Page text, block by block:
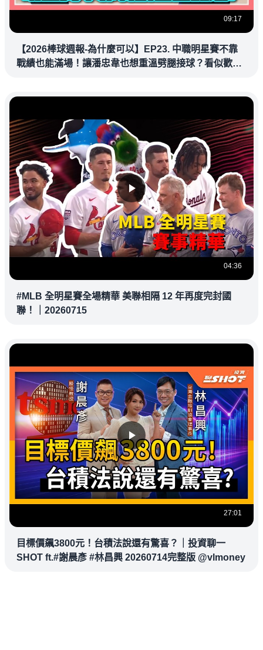
09:17
【2026棒球週報-為什麼可以】EP23. 中職明星賽不靠
戰績也能滿場！讓潘忠韋也想重溫劈腿接球？看似歡樂
04:36
#MLB 全明星賽全場精華 美聯相隔 12 年再度完封國
聯！｜20260715
27:01
目標價飆3800元！台積法說還有驚喜？｜投資聊一
SHOT ft.#謝晨彥 #林昌興 20260714完整版 @vlmoney